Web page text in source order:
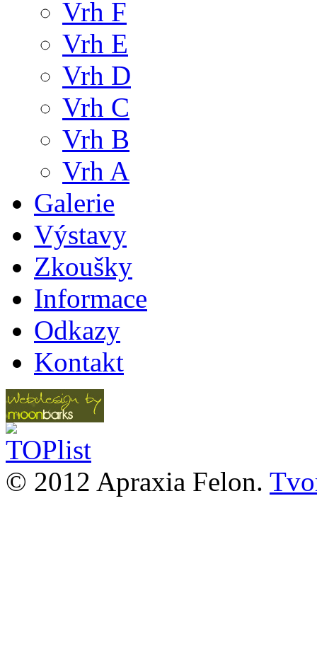
Vrh F
Vrh E
Vrh D
Vrh C
Vrh B
Vrh A
Galerie
Výstavy
Zkoušky
Informace
Odkazy
Kontakt
© 2012 Apraxia Felon.